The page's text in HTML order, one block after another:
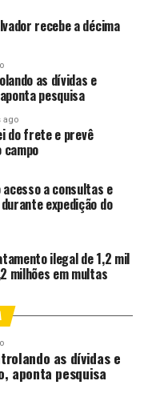
recebe a décima
as dívidas e
pesquisa
ago
do frete e prevê
a consultas e
expedição do
ilegal de 1,2 mil
milhões em multas
as dívidas e
aponta pesquisa